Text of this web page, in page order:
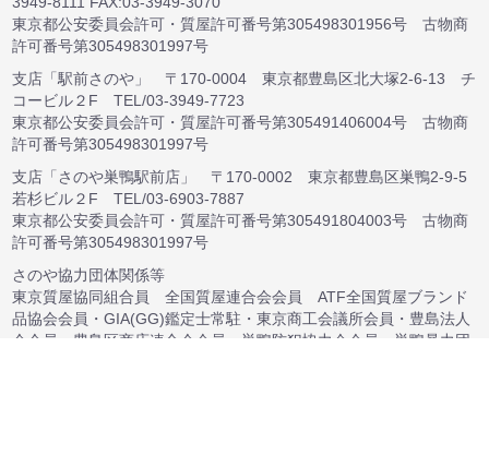
東京都公安委員会許可・質屋許可番号第305498301956号 古物商
許可番号第305498301997号
支店「駅前さのや」 〒170-0004 東京都豊島区北大塚2-6-13 チ
コービル２F TEL/03-3949-7723
東京都公安委員会許可・質屋許可番号第305491406004号 古物商
許可番号第305498301997号
支店「さのや巣鴨駅前店」 〒170-0002 東京都豊島区巣鴨2-9-5
若杉ビル２F TEL/03-6903-7887
東京都公安委員会許可・質屋許可番号第305491804003号 古物商
許可番号第305498301997号
さのや協力団体関係等
東京質屋協同組合員 全国質屋連合会会員 ATF全国質屋ブランド
品協会会員・GIA(GG)鑑定士常駐・東京商工会議所会員・豊島法人
会会員・豊島区商店連合会会員・巣鴨防犯協力会会員・巣鴨暴力団